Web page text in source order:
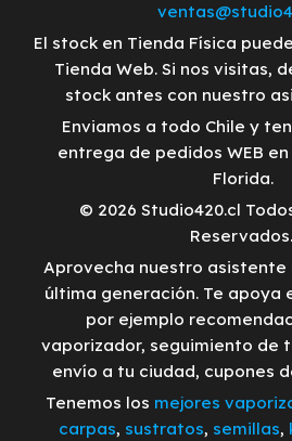
El stock en Tienda Física
Tienda Web. Si nos visitas,
stock antes con nuestro
Enviamos a todo Chile y
entrega de pedidos WEB
Florida.
© 2026 Studio420.cl
Reservados.
Aprovecha nuestro asistente
última generación. Te apoya
por ejemplo
vaporizador, seguimiento de
envío a tu ciudad, cupones
Tenemos los mejores
carpas, sustratos, semillas,